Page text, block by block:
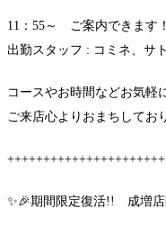
11：55～ ご案内できます！
出勤スタッフ : コミネ、サ
コースやお時間などお気軽
ご来店心よりおまちしてお
✨🎉期間限定復活!! 成増店